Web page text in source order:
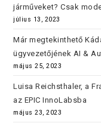
járműveket? Csak
július 13, 2023
Már megtekinthető
ügyvezetőjének AI &
május 25, 2023
Luisa Reichsthaler, a
az EPIC InnoLabsba
május 23, 2023